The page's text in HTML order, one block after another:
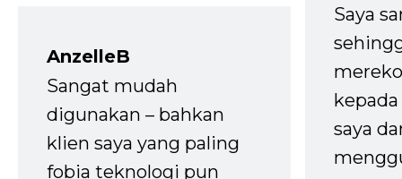
AnzelleB
Sangat mudah
digunakan – bahkan
klien saya yang paling
fobia teknologi pun
Saya
saya